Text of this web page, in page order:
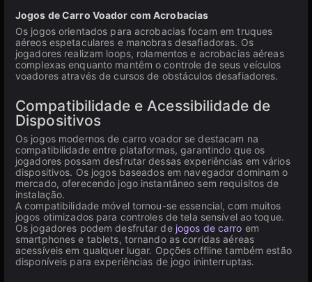
Jogos de Carro Voador com Acrobacias
Os jogos orientados para acrobacias focam em truques
aéreos espetaculares e manobras desafiadoras. Os
jogadores realizam loops, rolamentos e acrobacias aéreas
complexas enquanto mantêm o controle de seus veículos
voadores através de cursos de obstáculos desafiadores.
Compatibilidade e Acessibilidade de
Dispositivos
Os jogos modernos de carro voador se destacam na
compatibilidade entre plataformas, garantindo que os
jogadores possam desfrutar dessas experiências em vários
dispositivos. Os jogos baseados em navegador dominam o
mercado, oferecendo jogo instantâneo sem requisitos de
instalação.
A compatibilidade móvel tornou-se essencial, com muitos
jogos otimizados para controles de tela sensível ao toque.
Os jogadores podem desfrutar de jogos de carro em
smartphones e tablets, tornando as corridas aéreas
acessíveis em qualquer lugar. Opções offline também estão
disponíveis para experiências de jogo ininterruptas.